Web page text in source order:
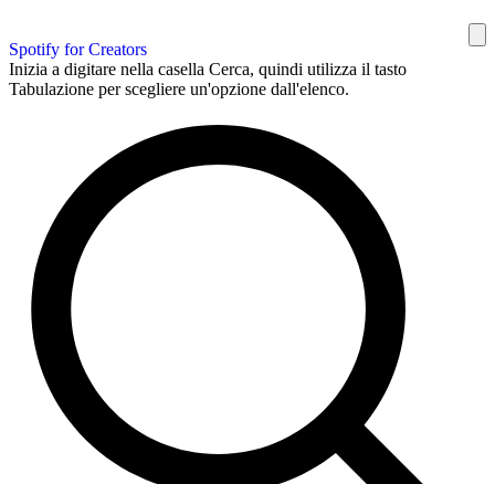
Spotify for Creators
Inizia a digitare nella casella Cerca, quindi utilizza il tasto
Tabulazione per scegliere un'opzione dall'elenco.